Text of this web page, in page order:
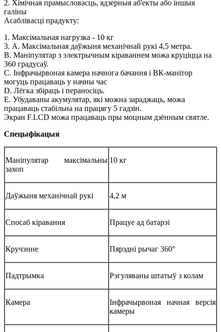
2. Хімічная прамысловасць, ядзерныя аб'екты або іншыя
галіны
Асаблівасці прадукту:
1. Максімальная нагрузка - 10 кг
3. А. Максімальная даўжыня механічнай рукі 4,5 метра.
B. Маніпулятар з электрычным кіраваннем можа круціцца на
360 градусаў.
C. Інфрачырвоная камера начнога бачання і ВК-манітор
могуць працаваць у начны час
D. Лёгка збіраць і пераносіць.
E. Убудаваны акумулятар, які можна зараджаць, можа
працаваць стабільна на працягу 5 гадзін.
Экран F.LCD можа працаваць пры моцным дзённым святле.
Спецыфікацыя
Маніпулятар максімальны
захоп
10 кг
Даўжыня механічнай рукі 4,2 м
Спосаб кіравання Працуе ад батарэі
Кручэнне Пярэдні рычаг 360°
Падтрымка Рэгуляваны штатыў з колам
Камера
Інфрачырвоная начная версія
камеры